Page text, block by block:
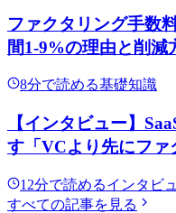
ファクタリング手数
間1-9%の理由と削減
8分で読める基礎知識
【インタビュー】
す「VCより先にファ
12分で読めるインタビ
すべての記事を見る